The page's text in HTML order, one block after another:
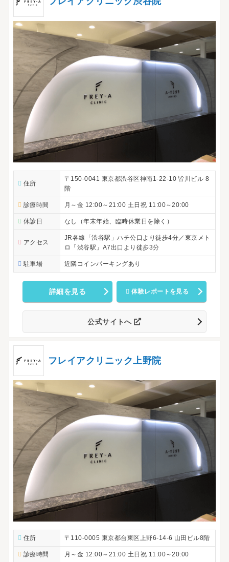
住所
〒150-0041 東京都渋谷区神南1-22-10 皆川ビル 8
階
診療時間 月～金 12:00～21:00 土日祝 11:00～20:00
休診日 なし（年末年始、臨時休業日を除く）
アクセス
JR各線「渋谷駅」ハチ公口より徒歩4分／東京メト
ロ「渋谷駅」A7出口より徒歩3分
駐車場 近隣コインパーキングあり
詳細を見る 体験レポートを見る
公式サイトへ
フレイアクリニック上野院
住所 〒110-0005 東京都台東区上野6-14-6 山田ビル8階
診療時間 月～金 12:00～21:00 土日祝 11:00～20:00